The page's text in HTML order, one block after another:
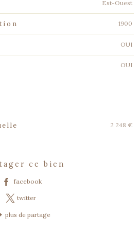
Est-Ouest
1900
OUI
OUI
2 248 €
ce bien
facebook
twitter
plus de partage